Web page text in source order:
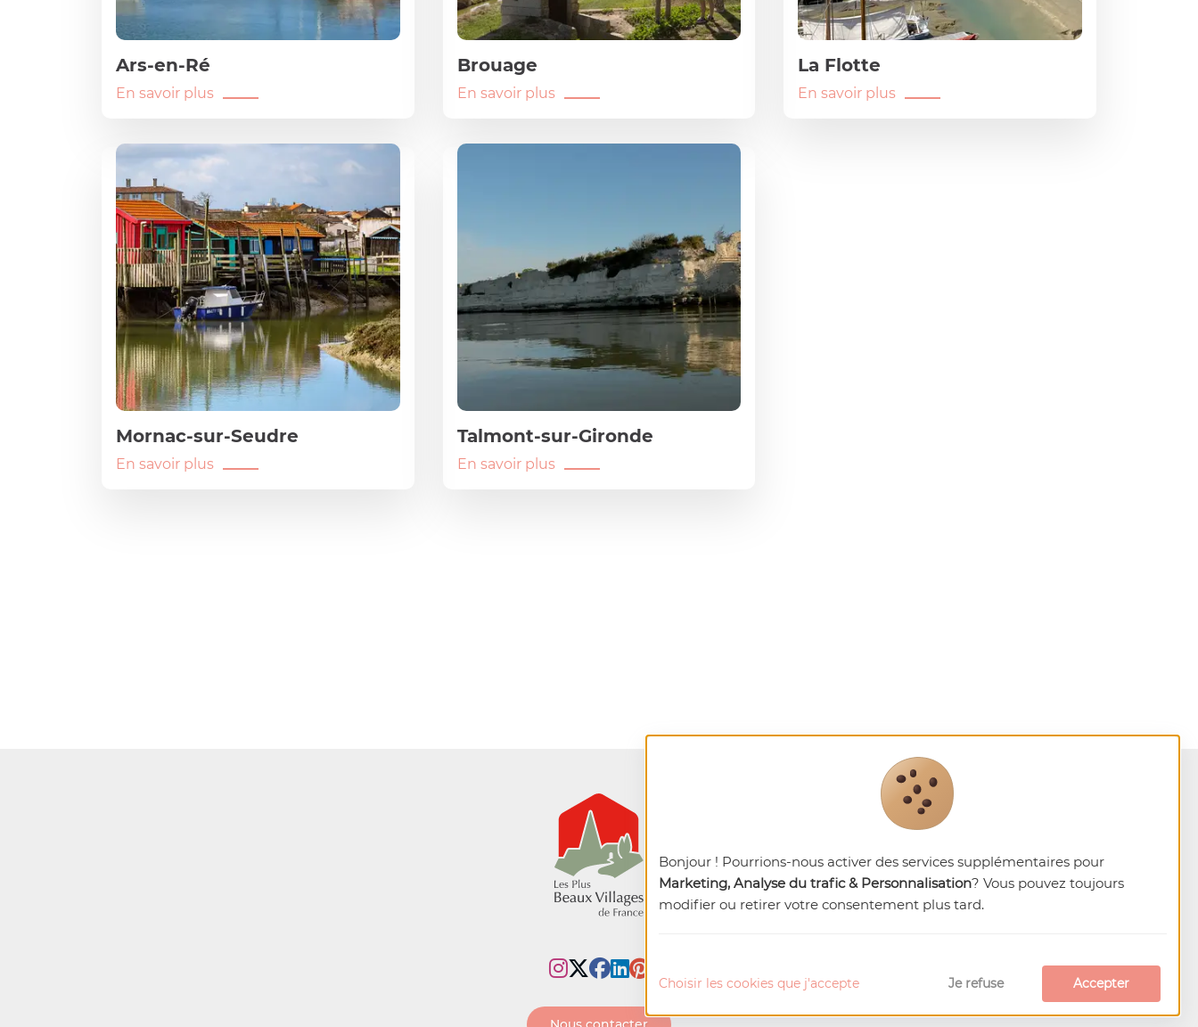
Ars-en-Ré
En savoir plus
Brouage
En savoir plus
La Flotte
En savoir plus
Mornac-sur-Seudre
En savoir plus
Talmont-sur-Gironde
En savoir plus
Bonjour ! Pourrions-nous activer des services supplémentaires pour
Marketing, Analyse du trafic & Personnalisation? Vous pouvez toujours
modifier ou retirer votre consentement plus tard.
Choisir les cookies que j'accepte Je refuse Accepter